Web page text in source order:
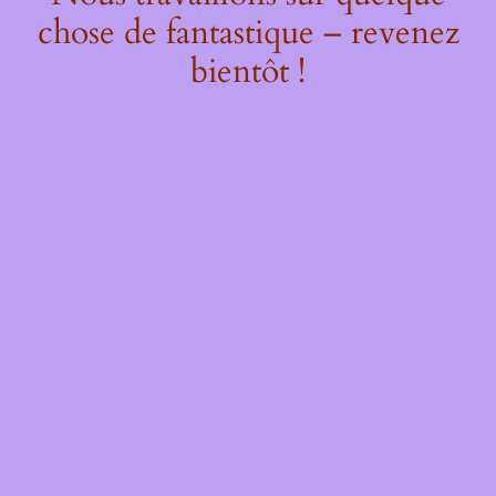
chose de fantastique – revenez
bientôt !